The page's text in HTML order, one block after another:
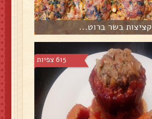
קציצות בשר ברוט...
615 צפיות